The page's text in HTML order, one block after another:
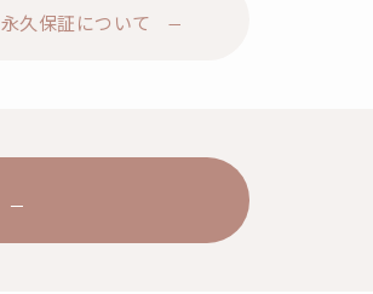
永久保証について